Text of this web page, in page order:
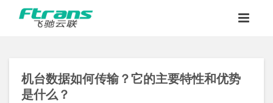
机台数据如何传输？它的主要特性和优势
是什么？